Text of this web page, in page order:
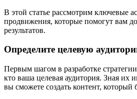
В этой статье рассмотрим ключевые
продвижения, которые помогут вам
результатов.
Определите целевую
Первым шагом в разработке
кто ваша целевая аудитория. Зная их
вы сможете создать контент, который